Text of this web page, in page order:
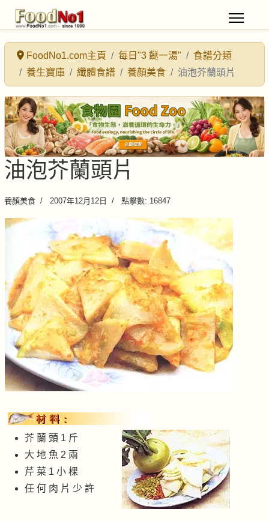
FoodNo1.com主頁 每日"3 餸一湯"
食譜分類
養生寶庫
纖體食譜 養顏美食 油泡芥蘭頭片
油泡芥蘭頭片
養顏美食 2007年12月12日 點擊數: 16847
芥 蘭 頭 1 斤
大 地 魚 2 兩
芹 菜 1 小 棵
任 何 肉 片 少 許